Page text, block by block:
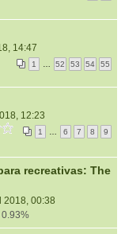
14:47
1 52 53 54 55
12:23
1 6 7 8 9
recreativas: The
2018, 00:38